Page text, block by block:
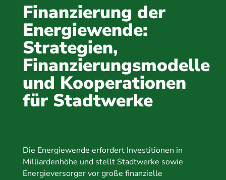
Finanzierung der
Energiewende:
Strategien,
Finanzierungsmodelle
und Kooperationen
für Stadtwerke
Die Energiewende erfordert Investitionen in
Milliardenhöhe und stellt Stadtwerke sowie
Energieversorger vor große finanzielle